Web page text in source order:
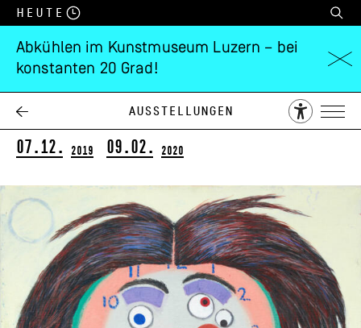
Heute
Abkühlen im Kunstmuseum Luzern – bei
konstanten 20 Grad!
Ausstellungen
Fabian Peake
A Swift at the Corner
07.12. 2019 09.02. 2020